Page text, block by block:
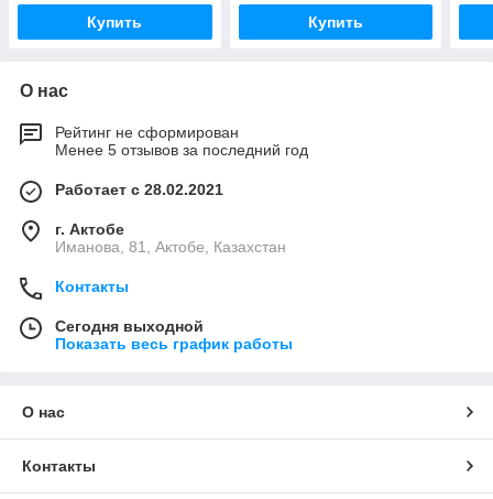
Купить Купить
О нас
Рейтинг не сформирован
Менее 5 отзывов за последний год
Работает с 28.02.2021
г. Актобе
Иманова, 81, Актобе, Казахстан
Контакты
Сегодня выходной
Показать весь график работы
О нас
Контакты